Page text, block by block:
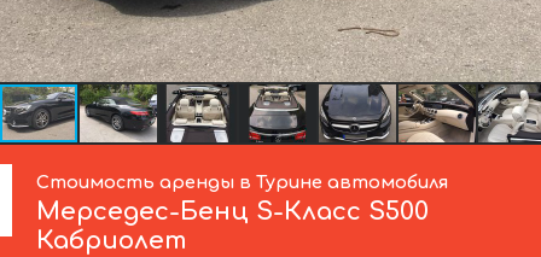
Стоимость аренды в Турине автомобиля
Мерседес-Бенц S-Класс S500
Кабриолет